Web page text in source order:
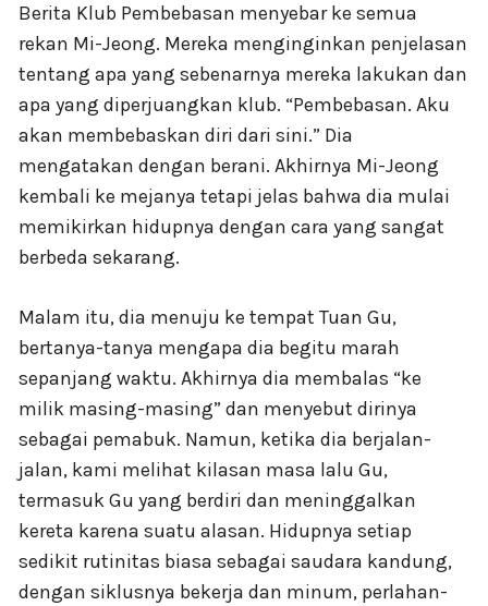
Berita Klub Pembebasan menyebar ke semua
rekan Mi-Jeong. Mereka menginginkan penjelasan
tentang apa yang sebenarnya mereka lakukan dan
apa yang diperjuangkan klub. “Pembebasan. Aku
akan membebaskan diri dari sini.” Dia
mengatakan dengan berani. Akhirnya Mi-Jeong
kembali ke mejanya tetapi jelas bahwa dia mulai
memikirkan hidupnya dengan cara yang sangat
berbeda sekarang.
Malam itu, dia menuju ke tempat Tuan Gu,
bertanya-tanya mengapa dia begitu marah
sepanjang waktu. Akhirnya dia membalas “ke
milik masing-masing” dan menyebut dirinya
sebagai pemabuk. Namun, ketika dia berjalan-
jalan, kami melihat kilasan masa lalu Gu,
termasuk Gu yang berdiri dan meninggalkan
kereta karena suatu alasan. Hidupnya setiap
sedikit rutinitas biasa sebagai saudara kandung,
dengan siklusnya bekerja dan minum, perlahan-